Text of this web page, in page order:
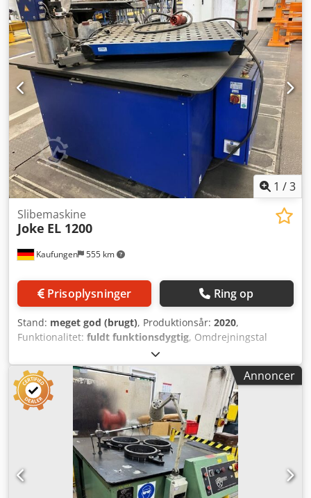
Tekniske data: hovedmotor 3,0/4,0 kW, samlet effektbehov
11 kW, vægt ca. 3500 kg, dimensioner L1720×B2100×H2100
mm. Tilbehør: sæt slibeskiver, kølesystem. Opnår snævre
tolerancer; typisk anvendt inden for bilindustrien,
urindustrien, værktøjsmaskiner, luftfart og medicinsk
teknologi. Dcodpfszqbh Uox Andsk
1 /3
Kaufungen 555 km
Slibemaskine
Joke EL 1200
Prisoplysninger Ring op
Stand: meget god (brugt), Produktionsår: 2020,
Funktionalitet: fuldt funktionsdygtig, Omdrejningstal
(maks.): 60 o/min Enhedens dimensioner (B x D x H): 1.775
x 1.720 x 950 mm Effekt: 7,5 kW Strømforbrug: 9.400 W
Tilslutningsspænding: 3 x 400 V, 50/60 Hz Dsdpfezmf Rlox
Andock Vægt (kg): ca. 2.800 kg Passende slibeskive,
indvendig diameter: Ø 480 mm Køling: nej Sikring: 25 A,
træg Volumen på beholder til slibemiddelaffald: 12 l
Passende slibeskivedimension: Ø 1.200 mm / 47" Antal
rulleholdere: 3
Annoncer